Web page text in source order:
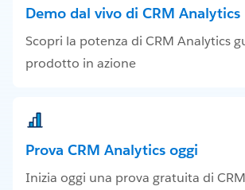
Demo dal vivo di CRM Analytics
Scopri la potenza di CRM Analytics
prodotto in azione
Prova CRM Analytics oggi
Inizia oggi una prova gratuita di